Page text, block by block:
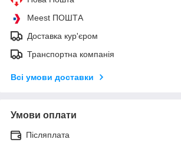
Meest ПОШТА
Доставка кур'єром
Транспортна компанія
Всі умови доставки
Умови оплати
Післяплата